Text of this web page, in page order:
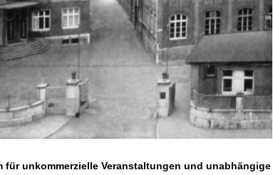
für unkommerzielle Veranstaltungen und unabhängige